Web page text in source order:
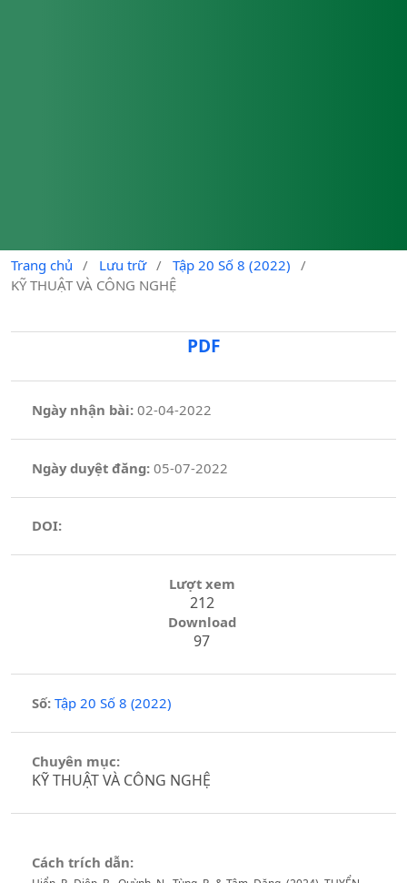
Trang chủ / Lưu trữ / Tập 20 Số 8 (2022)
/
KỸ THUẬT VÀ CÔNG NGHỆ
PDF
Ngày nhận bài: 02-04-2022
Ngày duyệt đăng:05-07-2022
DOI:
Lượt xem
212
Download
97
Số: Tập 20 Số 8 (2022)
Chuyên mục:
KỸ THUẬT VÀ CÔNG NGHỆ
Cách trích dẫn: